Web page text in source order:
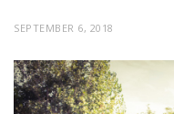
P
S
T
SEPTEMBER 6, 2018